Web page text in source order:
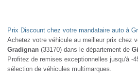
Prix Discount chez votre mandataire auto à
Achetez votre véhicule au meilleur prix chez
Gradignan (33170) dans le département de
Profitez de remises exceptionnelles jusqu'à -
sélection de véhicules multimarques.